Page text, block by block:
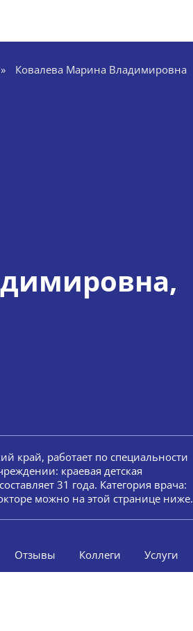
» Ковалева Марина Владимировна
,
край, работает по специальности
краевая детская
31 года. Категория врача:
можно на этой странице ниже.
Отзывы Коллеги Услуги